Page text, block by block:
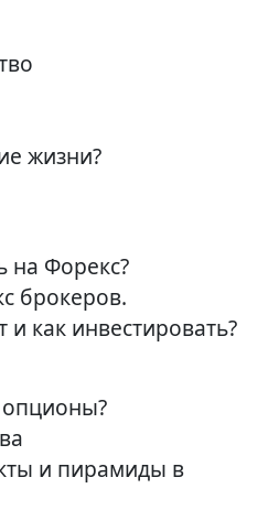
жизни?
на Форекс?
брокеров.
как инвестировать?
и пирамиды в